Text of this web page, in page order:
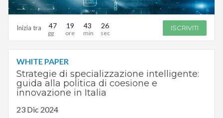
Inizia tra 47 19 43 25 ISCRIVITI
WHITE PAPER
Strategie di specializzazione intelligente:
guida alla politica di coesione e
innovazione in Italia
23 Dic 2024